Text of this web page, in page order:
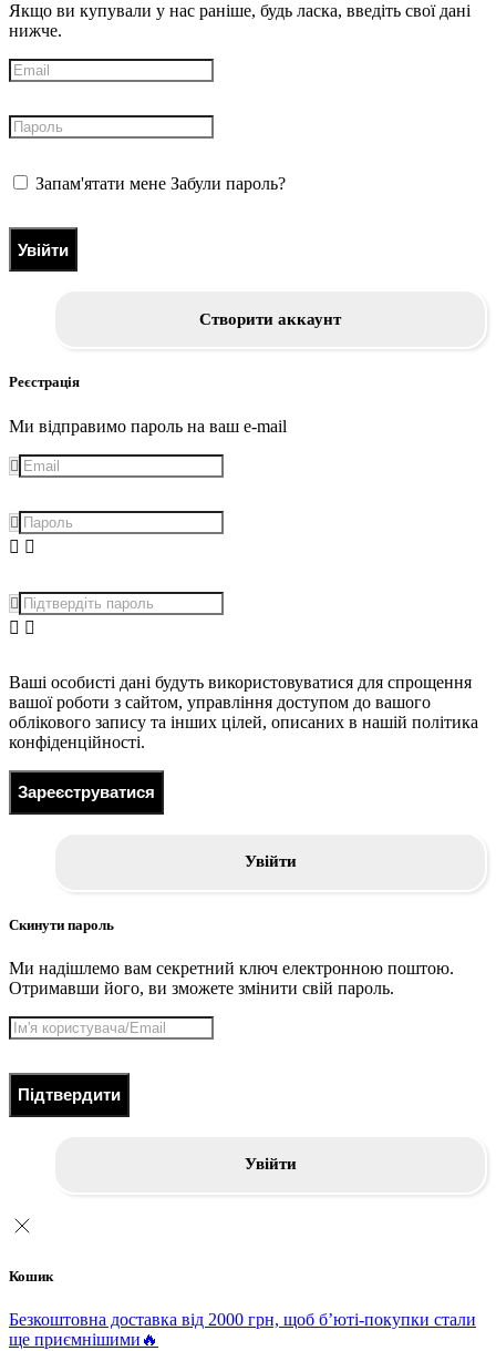
Якщо ви купували у нас раніше, будь ласка, введіть свої дані
нижче.
Запам'ятати мене Забули пароль?
Увійти
Створити аккаунт
Реєстрація
Ми відправимо пароль на ваш e-mail
Ваші особисті дані будуть використовуватися для спрощення
вашої роботи з сайтом, управління доступом до вашого
облікового запису та інших цілей, описаних в нашій політика
конфіденційності.
Зареєструватися
Увійти
Скинути пароль
Ми надішлемо вам секретний ключ електронною поштою.
Отримавши його, ви зможете змінити свій пароль.
Підтвердити
Увійти
Кошик
Безкоштовна доставка від 2000 грн, щоб б’юті-покупки стали
ще приємнішими🔥